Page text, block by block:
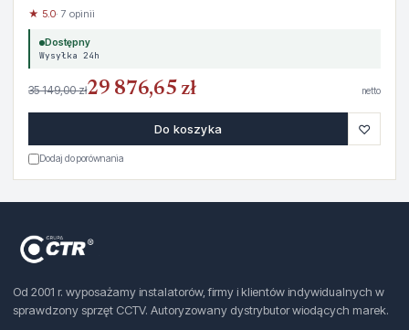
★ 5.0· 7 opinii
Dostępny
Wysyłka 24h
35 149,00 zł29 876,65 zł netto
Do koszyka ♡
Dodaj do porównania
Od 2001 r. wyposażamy instalatorów, firmy i klientów indywidualnych w
sprawdzony sprzęt CCTV. Autoryzowany dystrybutor wiodących marek.